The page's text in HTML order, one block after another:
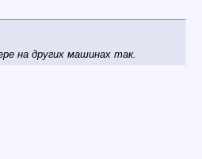
на других машинах так.